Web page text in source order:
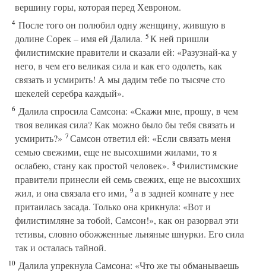
вершину горы, которая перед Хевроном.
4 После того он полюбил одну женщину, жившую в
долине Сорек – имя ей Далила. 5К ней пришли
филистимские правители и сказали ей: «Разузнай-ка у
него, в чем его великая сила и как его одолеть, как
связать и усмирить! А мы дадим тебе по тысяче сто
шекелей серебра каждый».
6 Далила спросила Самсона: «Скажи мне, прошу, в чем
твоя великая сила? Как можно было бы тебя связать и
усмирить?» 7Самсон ответил ей: «Если связать меня
семью свежими, еще не высохшими жилами, то я
ослабею, стану как простой человек». 8Филистимские
правители принесли ей семь свежих, еще не высохших
жил, и она связала его ими, 9а в задней комнате у нее
притаилась засада. Только она крикнула: «Вот и
филистимляне за тобой, Самсон!», как он разорвал эти
тетивы, словно обожженные льняные шнурки. Его сила
так и осталась тайной.
10 Далила упрекнула Самсона: «Что же ты обманываешь